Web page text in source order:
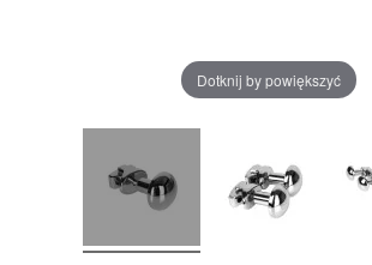
Dotknij by powiększyć